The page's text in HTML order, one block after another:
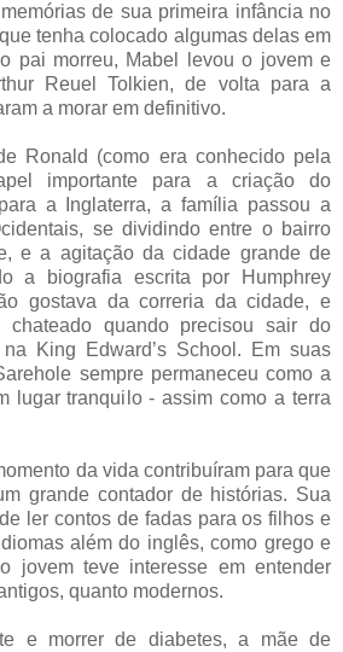
de sua primeira infância no
tenha colocado algumas delas em
pai morreu, Mabel levou o jovem e
Reuel Tolkien, de volta para a
a morar em definitivo.
Ronald (como era conhecido pela
importante para a criação do
a Inglaterra, a família passou a
se dividindo entre o bairro
e a agitação da cidade grande de
a biografia escrita por Humphrey
gostava da correria da cidade, e
chateado quando precisou sair do
King Edward’s School. Em suas
sempre permaneceu como a
lugar tranquilo - assim como a terra
da vida contribuíram para que
grande contador de histórias. Sua
ler contos de fadas para os filhos e
além do inglês, como grego e
jovem teve interesse em entender
quanto modernos.
e morrer de diabetes, a mãe de